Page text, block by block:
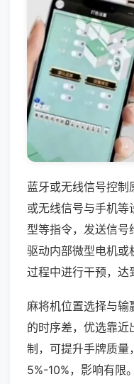
蓝牙或无线信号控制
或无线信号与手机
型等指令，发送信
驱动内部微型电机或
过程中进行干预，达
麻将机位置选择与
的时序差，优选靠
制，可提升手牌质量
5%-10%，影响有限。